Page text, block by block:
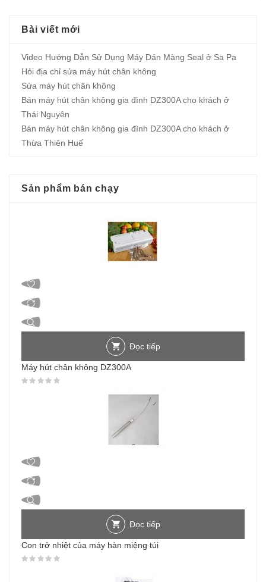
Bài viết mới
Video Hướng Dẫn Sử Dụng Máy Dán Màng Seal ở Sa Pa
Hỏi địa chỉ sửa máy hút chân không
Sửa máy hút chân không
Bán máy hút chân không gia đình DZ300A cho khách ở
Thái Nguyên
Bán máy hút chân không gia đình DZ300A cho khách ở
Thừa Thiên Huế
Sản phẩm bán chạy
Đọc tiếp
Máy hút chân không DZ300A
Đọc tiếp
Con trở nhiệt của máy hàn miệng túi